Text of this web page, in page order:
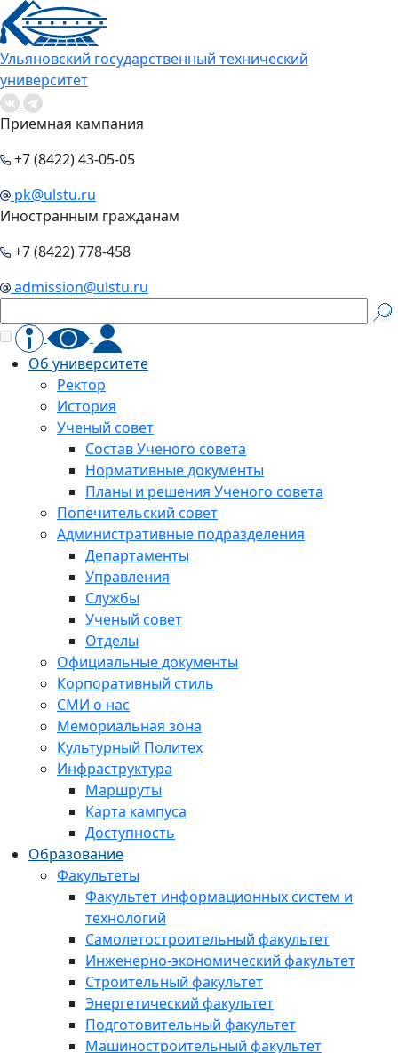
Ульяновский государственный технический
университет
Приемная кампания
+7 (8422) 43-05-05
pk@ulstu.ru
Иностранным гражданам
+7 (8422) 778-458
admission@ulstu.ru
Об университете
Ректор
История
Ученый совет
Состав Ученого совета
Нормативные документы
Планы и решения Ученого совета
Попечительский совет
Административные подразделения
Департаменты
Управления
Службы
Ученый совет
Отделы
Официальные документы
Корпоративный стиль
СМИ о нас
Мемориальная зона
Культурный Политех
Инфраструктура
Маршруты
Карта кампуса
Доступность
Образование
Факультеты
Факультет информационных систем и
технологий
Самолетостроительный факультет
Инженерно-экономический факультет
Строительный факультет
Энергетический факультет
Подготовительный факультет
Машиностроительный факультет